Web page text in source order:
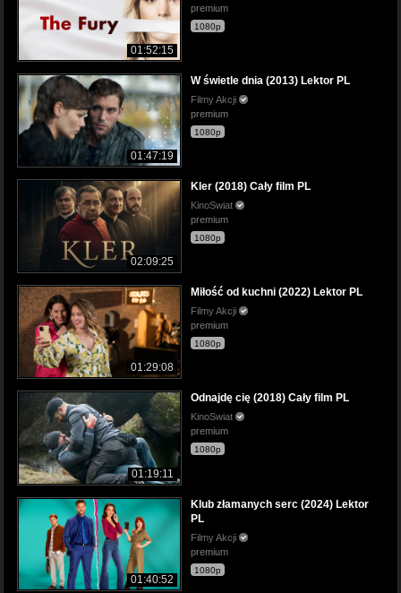
01:52:15
premium
1080p
01:47:19
W świetle dnia (2013) Lektor PL
Filmy Akcji
premium
1080p
02:09:25
Kler (2018) Cały film PL
KinoSwiat
premium
1080p
01:29:08
Miłość od kuchni (2022) Lektor PL
Filmy Akcji
premium
1080p
01:19:11
Odnajdę cię (2018) Cały film PL
KinoSwiat
premium
1080p
01:40:52
Klub złamanych serc (2024) Lektor
PL
Filmy Akcji
premium
1080p